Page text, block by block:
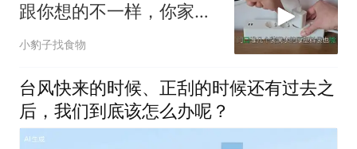
跟你想的不一样，你家可
能有隐患
小豹子找食物
台风快来的时候、正刮的时候还有过去之
后，我们到底该怎么办呢？